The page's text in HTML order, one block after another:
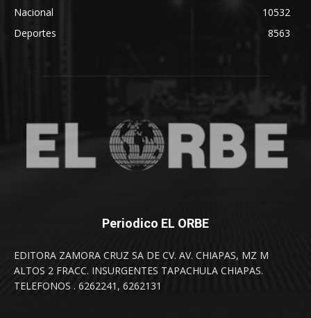
Nacional
10532
Deportes
8563
Periodico EL ORBE
EDITORA ZAMORA CRUZ SA DE CV. AV. CHIAPAS, MZ M
ALTOS 2 FRACC. INSURGENTES TAPACHULA CHIAPAS.
TELEFONOS . 6262241, 6262131